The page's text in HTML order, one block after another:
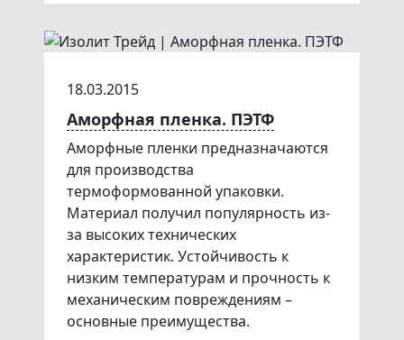
18.03.2015
Аморфная пленка. ПЭТФ
Аморфные пленки предназначаются
для производства
термоформованной упаковки.
Материал получил популярность из-
за высоких технических
характеристик. Устойчивость к
низким температурам и прочность к
механическим повреждениям –
основные преимущества.